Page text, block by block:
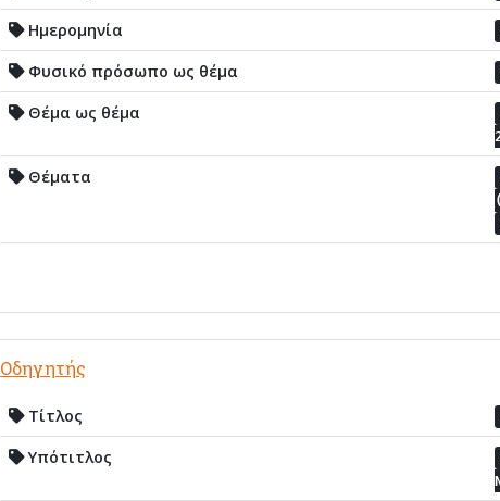
Ημερομηνία
Φυσικό πρόσωπο ως θέμα
Θέμα ως θέμα
Θέματα
Οδηγητής
Τίτλος
Υπότιτλος